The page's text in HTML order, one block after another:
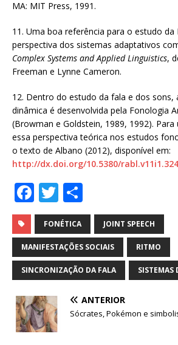
MA: MIT Press, 1991.
11. Uma boa referência para o estudo da
perspectiva dos sistemas adaptativos
Complex Systems and Applied Linguistics,
Freeman e Lynne Cameron.
12. Dentro do estudo da fala e dos sons,
dinâmica é desenvolvida pela Fonologia
(Browman e Goldstein, 1989, 1992).
essa perspectiva teórica nos estudos
o texto de Albano (2012), disponível em:
http://dx.doi.org/10.5380/
F
a
c
e
b
o
o
k
T
w
it
te
r
h
ar
e
FONÉTICA JOINT SPEECH
MANIFESTAÇÕES SOCIAIS RITMO
SINCRONIZAÇÃO DA FALA SISTEMAS
ANTERIOR
Sócrates, Pokémon e